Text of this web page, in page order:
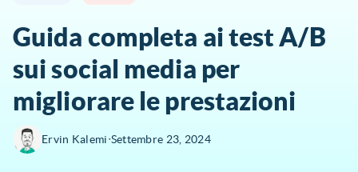
Guida completa ai test A/B
sui social media per
migliorare le prestazioni
Ervin Kalemi∙Settembre 23, 2024